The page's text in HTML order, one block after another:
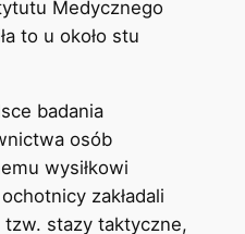
Medycznego
to u około stu
badania
osób
wysiłkowi
zakładali
stazy taktyczne,